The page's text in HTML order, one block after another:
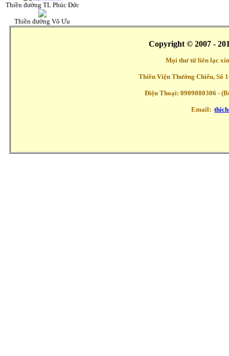
Thiền đường TL Phúc Đức
Thiền đường Vô Ưu
Copyright © 2007 -
Mọi thư từ liên lạc
Thiền Viện Thường Chiếu, Số
Điện Thoại: 0909080306 -
Email: